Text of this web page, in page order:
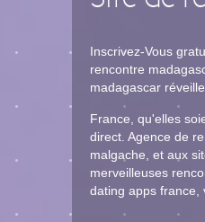
Inscrivez-Vous
rencontre
madagascar
France, qu'elles
direct. Agence de
malgache, et aux
merveilleuses
dating apps france,